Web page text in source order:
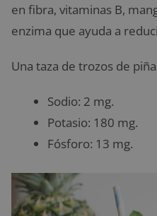
en fibra, vitaminas B,
enzima que ayuda a
Una taza de trozos de
Sodio: 2 mg.
Potasio: 180 mg.
Fósforo: 13 mg.